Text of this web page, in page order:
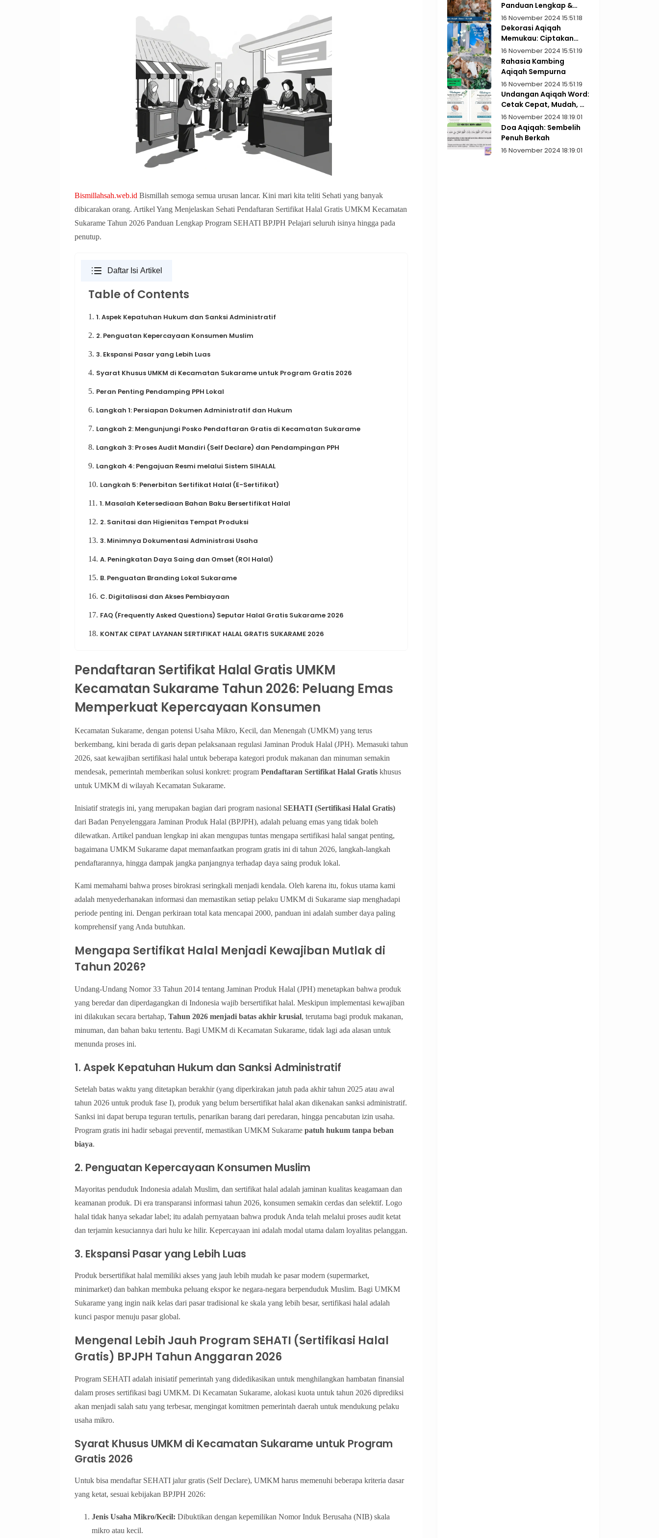
Bismillahsah.web.id Bismillah semoga semua urusan lancar. Kini mari kita teliti Sehati yang banyak
dibicarakan orang. Artikel Yang Menjelaskan Sehati Pendaftaran Sertifikat Halal Gratis UMKM Kecamatan
Sukarame Tahun 2026 Panduan Lengkap Program SEHATI BPJPH Pelajari seluruh isinya hingga pada
penutup.
Daftar Isi Artikel
Table of Contents
1. 1. Aspek Kepatuhan Hukum dan Sanksi Administratif
2. 2. Penguatan Kepercayaan Konsumen Muslim
3. 3. Ekspansi Pasar yang Lebih Luas
4. Syarat Khusus UMKM di Kecamatan Sukarame untuk Program Gratis 2026
5. Peran Penting Pendamping PPH Lokal
6. Langkah 1: Persiapan Dokumen Administratif dan Hukum
7. Langkah 2: Mengunjungi Posko Pendaftaran Gratis di Kecamatan Sukarame
8. Langkah 3: Proses Audit Mandiri (Self Declare) dan Pendampingan PPH
9. Langkah 4: Pengajuan Resmi melalui Sistem SIHALAL
10. Langkah 5: Penerbitan Sertifikat Halal (E-Sertifikat)
11. 1. Masalah Ketersediaan Bahan Baku Bersertifikat Halal
12. 2. Sanitasi dan Higienitas Tempat Produksi
13. 3. Minimnya Dokumentasi Administrasi Usaha
14. A. Peningkatan Daya Saing dan Omset (ROI Halal)
15. B. Penguatan Branding Lokal Sukarame
16. C. Digitalisasi dan Akses Pembiayaan
17. FAQ (Frequently Asked Questions) Seputar Halal Gratis Sukarame 2026
18. KONTAK CEPAT LAYANAN SERTIFIKAT HALAL GRATIS SUKARAME 2026
Pendaftaran Sertifikat Halal Gratis UMKM
Kecamatan Sukarame Tahun 2026: Peluang Emas
Memperkuat Kepercayaan Konsumen
Kecamatan Sukarame, dengan potensi Usaha Mikro, Kecil, dan Menengah (UMKM) yang terus
berkembang, kini berada di garis depan pelaksanaan regulasi Jaminan Produk Halal (JPH). Memasuki tahun
2026, saat kewajiban sertifikasi halal untuk beberapa kategori produk makanan dan minuman semakin
mendesak, pemerintah memberikan solusi konkret: program Pendaftaran Sertifikat Halal Gratis khusus
untuk UMKM di wilayah Kecamatan Sukarame.
Inisiatif strategis ini, yang merupakan bagian dari program nasional SEHATI (Sertifikasi Halal Gratis)
dari Badan Penyelenggara Jaminan Produk Halal (BPJPH), adalah peluang emas yang tidak boleh
dilewatkan. Artikel panduan lengkap ini akan mengupas tuntas mengapa sertifikasi halal sangat penting,
bagaimana UMKM Sukarame dapat memanfaatkan program gratis ini di tahun 2026, langkah-langkah
pendaftarannya, hingga dampak jangka panjangnya terhadap daya saing produk lokal.
Kami memahami bahwa proses birokrasi seringkali menjadi kendala. Oleh karena itu, fokus utama kami
adalah menyederhanakan informasi dan memastikan setiap pelaku UMKM di Sukarame siap menghadapi
periode penting ini. Dengan perkiraan total kata mencapai 2000, panduan ini adalah sumber daya paling
komprehensif yang Anda butuhkan.
Mengapa Sertifikat Halal Menjadi Kewajiban Mutlak di
Tahun 2026?
Undang-Undang Nomor 33 Tahun 2014 tentang Jaminan Produk Halal (JPH) menetapkan bahwa produk
yang beredar dan diperdagangkan di Indonesia wajib bersertifikat halal. Meskipun implementasi kewajiban
ini dilakukan secara bertahap, Tahun 2026 menjadi batas akhir krusial, terutama bagi produk makanan,
minuman, dan bahan baku tertentu. Bagi UMKM di Kecamatan Sukarame, tidak lagi ada alasan untuk
menunda proses ini.
1. Aspek Kepatuhan Hukum dan Sanksi Administratif
Setelah batas waktu yang ditetapkan berakhir (yang diperkirakan jatuh pada akhir tahun 2025 atau awal
tahun 2026 untuk produk fase I), produk yang belum bersertifikat halal akan dikenakan sanksi administratif.
Sanksi ini dapat berupa teguran tertulis, penarikan barang dari peredaran, hingga pencabutan izin usaha.
Program gratis ini hadir sebagai preventif, memastikan UMKM Sukarame patuh hukum tanpa beban
biaya.
2. Penguatan Kepercayaan Konsumen Muslim
Mayoritas penduduk Indonesia adalah Muslim, dan sertifikat halal adalah jaminan kualitas keagamaan dan
keamanan produk. Di era transparansi informasi tahun 2026, konsumen semakin cerdas dan selektif. Logo
halal tidak hanya sekadar label; itu adalah pernyataan bahwa produk Anda telah melalui proses audit ketat
dan terjamin kesuciannya dari hulu ke hilir. Kepercayaan ini adalah modal utama dalam loyalitas pelanggan.
3. Ekspansi Pasar yang Lebih Luas
Produk bersertifikat halal memiliki akses yang jauh lebih mudah ke pasar modern (supermarket,
minimarket) dan bahkan membuka peluang ekspor ke negara-negara berpenduduk Muslim. Bagi UMKM
Sukarame yang ingin naik kelas dari pasar tradisional ke skala yang lebih besar, sertifikasi halal adalah
kunci paspor menuju pasar global.
Mengenal Lebih Jauh Program SEHATI (Sertifikasi Halal
Gratis) BPJPH Tahun Anggaran 2026
Program SEHATI adalah inisiatif pemerintah yang didedikasikan untuk menghilangkan hambatan finansial
dalam proses sertifikasi bagi UMKM. Di Kecamatan Sukarame, alokasi kuota untuk tahun 2026 diprediksi
akan menjadi salah satu yang terbesar, mengingat komitmen pemerintah daerah untuk mendukung pelaku
usaha mikro.
Syarat Khusus UMKM di Kecamatan Sukarame untuk Program
Gratis 2026
Untuk bisa mendaftar SEHATI jalur gratis (Self Declare), UMKM harus memenuhi beberapa kriteria dasar
yang ketat, sesuai kebijakan BPJPH 2026:
Jenis Usaha Mikro/Kecil: Dibuktikan dengan kepemilikan Nomor Induk Berusaha (NIB) skala
mikro atau kecil.
Panduan Lengkap &
Praktis
16 November 2024 15:51:18
Dekorasi Aqiqah
Memukau: Ciptakan
Kenangan Indah
16 November 2024 15:51:19
Rahasia Kambing
Aqiqah Sempurna
16 November 2024 15:51:19
Undangan Aqiqah Word:
Cetak Cepat, Mudah, &
Gratis!
16 November 2024 18:19:01
Doa Aqiqah: Sembelih
Penuh Berkah
16 November 2024 18:19:01